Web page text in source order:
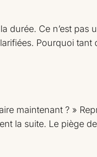
Ce n’est pas
Pourquoi tant
maintenant ? »
la suite. Le piège